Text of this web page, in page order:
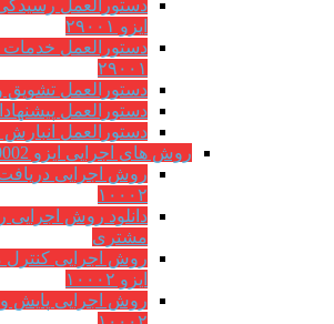
دستورالعمل
ایزو ۲۹۰۰۱
دستورالعمل
۲۹۰۰۱
دستورالعمل تشویق و
دستورالعمل پیشنهادات
دستورالعمل انبارش ایزو
روش های اجرایی ایزو 10002
روش اجرایی
۱۰۰۰۲
دانلود روش
مشتری
روش اجرایی کنترل
ایزو ۱۰۰۰۲
روش اجرایی پایش و